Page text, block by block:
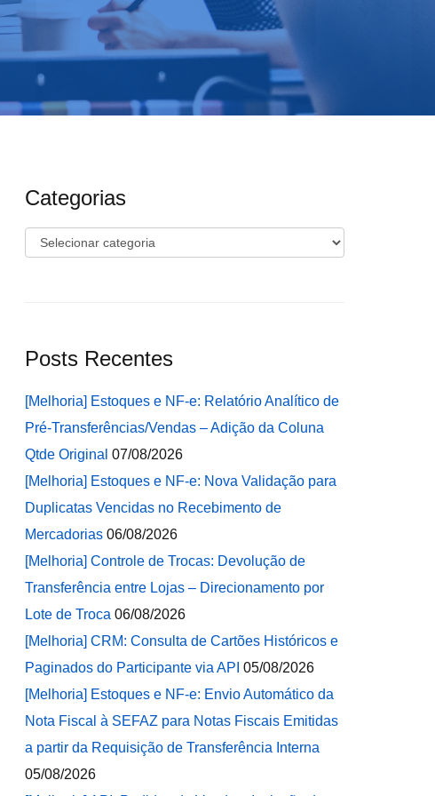
Categorias
Categorias
Posts Recentes
[Melhoria] Estoques e NF-e: Relatório Analítico de
Pré-Transferências/Vendas – Adição da Coluna
Qtde Original 07/08/2026
[Melhoria] Estoques e NF-e: Nova Validação para
Duplicatas Vencidas no Recebimento de
Mercadorias 06/08/2026
[Melhoria] Controle de Trocas: Devolução de
Transferência entre Lojas – Direcionamento por
Lote de Troca 06/08/2026
[Melhoria] CRM: Consulta de Cartões Históricos e
Paginados do Participante via API 05/08/2026
[Melhoria] Estoques e NF-e: Envio Automático da
Nota Fiscal à SEFAZ para Notas Fiscais Emitidas
a partir da Requisição de Transferência Interna
05/08/2026